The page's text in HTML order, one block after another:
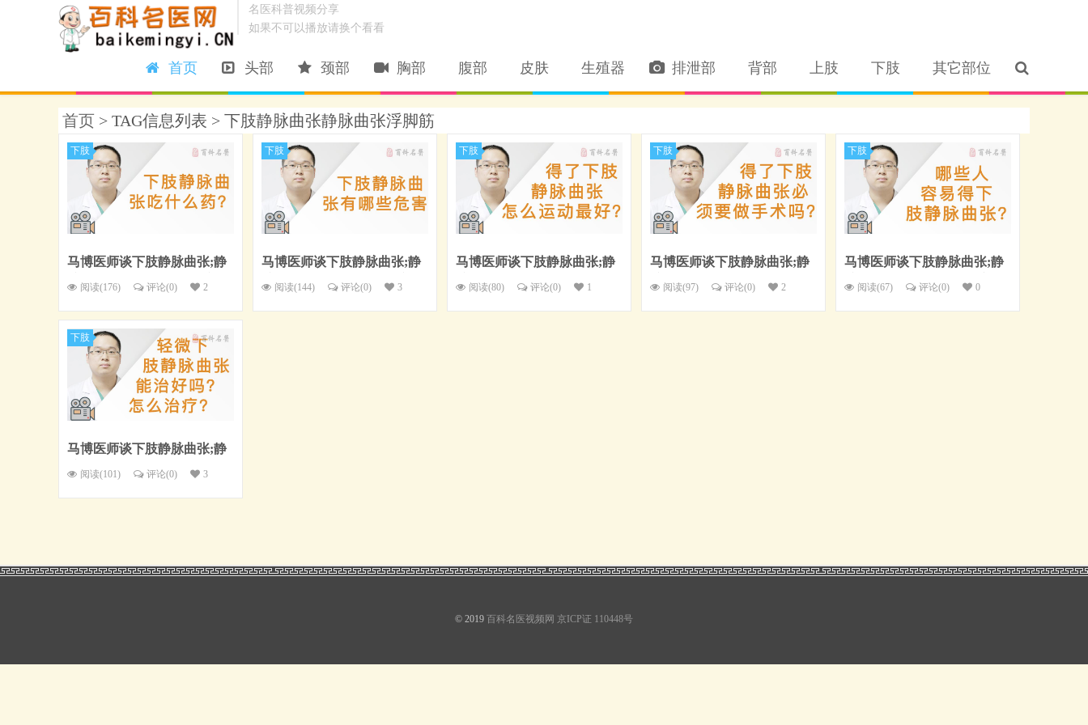
名医科普视频分享
如果不可以播放请换个看看
首页 头部 颈部 胸部 腹部 皮肤 生殖器 排泄部 背部 上肢 下肢 其它部位
首页 > TAG信息列表 > 下肢静脉曲张静脉曲张浮脚筋
下肢
马博医师谈下肢静脉曲张;静
脉曲张;浮脚筋：下肢静脉曲
张吃什么药？
阅读(176) 评论(0) 2
下肢
马博医师谈下肢静脉曲张;静
脉曲张;浮脚筋：下肢静脉曲
张有哪些危害？
阅读(144) 评论(0) 3
下肢
马博医师谈下肢静脉曲张;静
脉曲张;浮脚筋：得了下肢静
脉曲张怎么运动最好？
阅读(80) 评论(0) 1
下肢
马博医师谈下肢静脉曲张;静
脉曲张;浮脚筋：得了下肢静
脉曲张必须要做手术吗？
阅读(97) 评论(0) 2
下肢
马博医师谈下肢静脉曲张;静
脉曲张;浮脚筋：哪些人容易
得下肢静脉曲张？
阅读(67) 评论(0) 0
下肢
马博医师谈下肢静脉曲张;静
脉曲张;浮脚筋：轻微下肢静
脉曲张能治好吗？怎么治
疗？
阅读(101) 评论(0) 3
© 2019 百科名医视频网 京ICP证 110448号